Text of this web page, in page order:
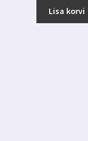
oli:
7.00 €.
Lisa korvi